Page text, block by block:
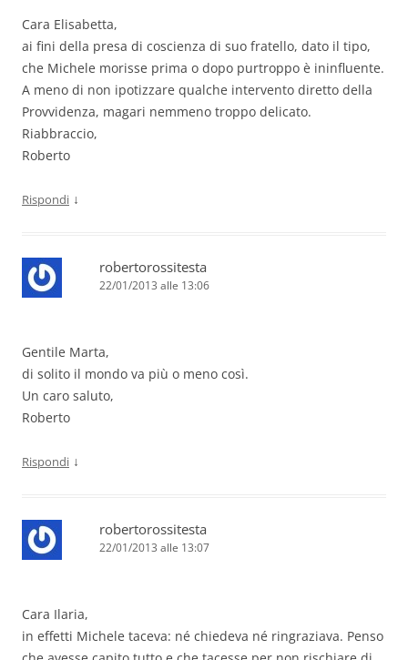
Cara Elisabetta,
ai fini della presa di coscienza di suo fratello, dato il tipo,
che Michele morisse prima o dopo purtroppo è ininfluente.
A meno di non ipotizzare qualche intervento diretto della
Provvidenza, magari nemmeno troppo delicato.
Riabbraccio,
Roberto
Rispondi ↓
robertorossitesta
22/01/2013 alle 13:06
Gentile Marta,
di solito il mondo va più o meno così.
Un caro saluto,
Roberto
Rispondi ↓
robertorossitesta
22/01/2013 alle 13:07
Cara Ilaria,
in effetti Michele taceva: né chiedeva né ringraziava. Penso